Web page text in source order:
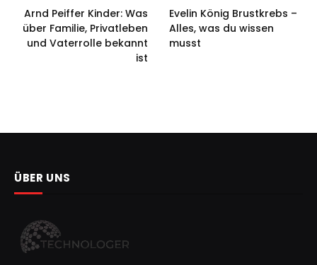
Arnd Peiffer Kinder: Was
über Familie, Privatleben
und Vaterrolle bekannt
ist
Evelin König Brustkrebs –
Alles, was du wissen
musst
ÜBER UNS